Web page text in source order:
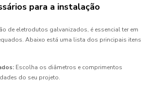
para a instalação
de eletrodutos galvanizados, é essencial ter em
Abaixo está uma lista dos principais itens
Escolha os diâmetros e comprimentos
do seu projeto.